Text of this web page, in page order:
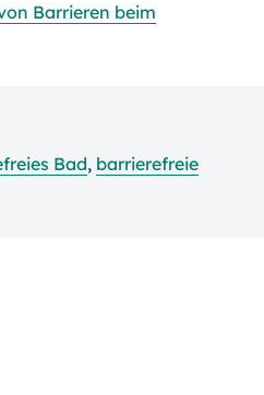
Barrieren beim
Bad, barrierefreie